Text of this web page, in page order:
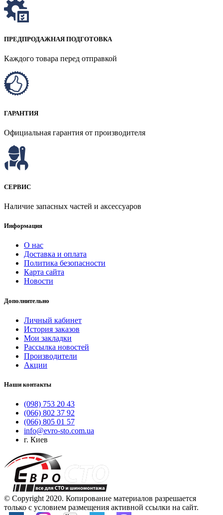
ПРЕДПРОДАЖНАЯ ПОДГОТОВКА
Каждого товара перед отправкой
ГАРАНТИЯ
Официальная гарантия от производителя
СЕРВИС
Наличие запасных частей и аксессуаров
Информация
О нас
Доставка и оплата
Политика безопасности
Карта сайта
Новости
Дополнительно
Личный кабинет
История заказов
Мои закладки
Рассылка новостей
Производители
Акции
Наши контакты
(098) 753 20 43
(066) 802 37 92
(066) 805 01 57
info@evro-sto.com.ua
г. Киев
© Copyright 2020. Копирование материалов разрешается
только с условием размещения активной ссылки на сайт.